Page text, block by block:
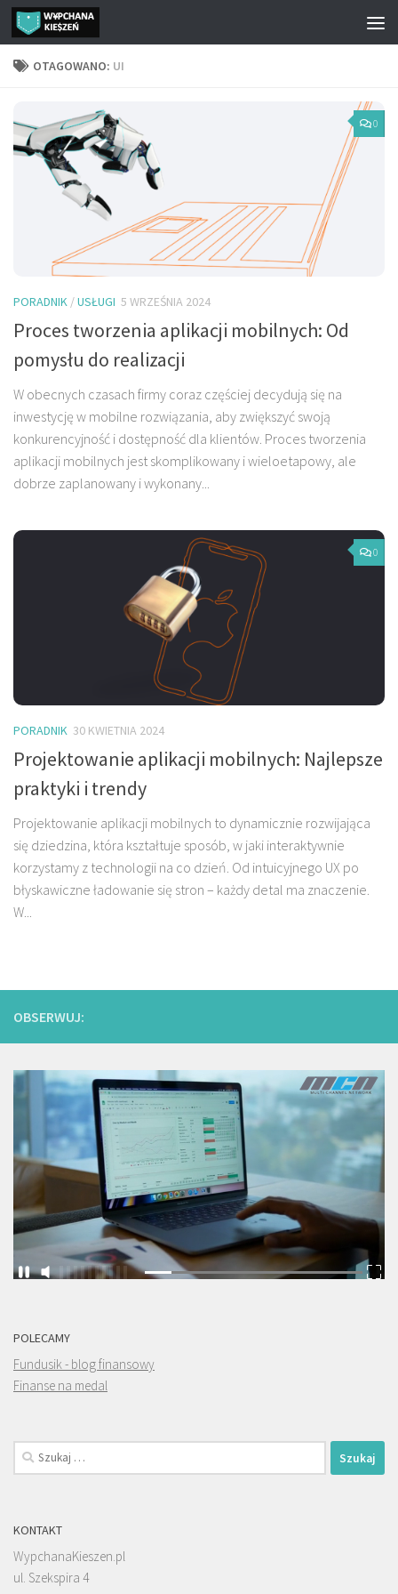
Przejdź do treści
OTAGOWANO: UI
0
PORADNIK /USŁUGI 5 WRZEŚNIA 2024
Proces tworzenia aplikacji mobilnych: Od
pomysłu do realizacji
W obecnych czasach firmy coraz częściej decydują się na
inwestycję w mobilne rozwiązania, aby zwiększyć swoją
konkurencyjność i dostępność dla klientów. Proces tworzenia
aplikacji mobilnych jest skomplikowany i wieloetapowy, ale
dobrze zaplanowany i wykonany...
0
PORADNIK 30 KWIETNIA 2024
Projektowanie aplikacji mobilnych: Najlepsze
praktyki i trendy
Projektowanie aplikacji mobilnych to dynamicznie rozwijająca
się dziedzina, która kształtuje sposób, w jaki interaktywnie
korzystamy z technologii na co dzień. Od intuicyjnego UX po
błyskawiczne ładowanie się stron – każdy detal ma znaczenie.
W...
OBSERWUJ:
POLECAMY
Fundusik - blog finansowy
Finanse na medal
Szukaj:
KONTAKT
WypchanaKieszen.pl
ul. Szekspira 4